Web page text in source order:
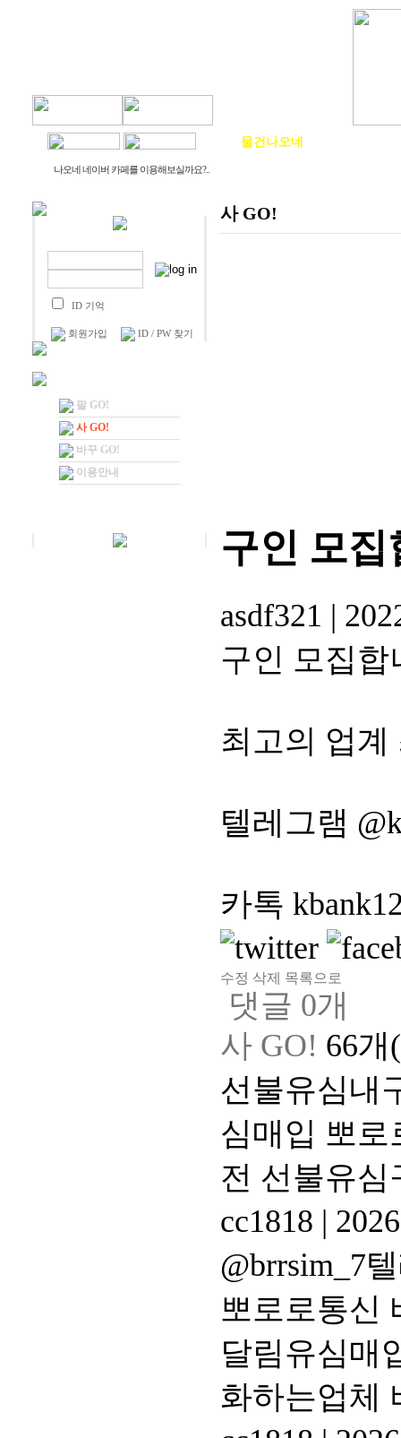
물건나오네
나오네 네이버 카페를 이용해보실까요?..
ID 기억
회원가입 ID / PW 찾기
팔 GO!
사 GO!
바꾸 GO!
이용안내
사 GO!
구인 모집
asdf321 |
구인 모집합
최고의 업
텔레그램
카톡
수정 삭제 목록으로
댓글 0개
사 GO! 66개
선불유심내
심매입 뽀
전 선불유
cc1818 |
@brrsim_7
뽀로로통신
달림유심매
화하는업체